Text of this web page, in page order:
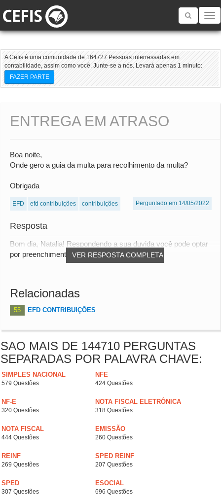
Toggle
A Cefis é uma comunidade de 164727 Pessoas interressadas em
contabilidade, assim como você. Junte-se a nós. Levará apenas 1 minuto:
FAZER PARTE
ENTREGA EM ATRASO
Boa noite,
Onde gero a guia da multa para recolhimento da multa?
Obrigada
EFD efd contribuições contribuições Perguntado em 14/05/2022
Resposta
VER RESPOSTA COMPLETA
Bom dia, Natalia! Respondendo a sua duvida você pode optar
por preenchimento manual no Sicalcweb -...
Relacionadas
55 EFD CONTRIBUIÇÕES
SAO MAIS DE 144710 PERGUNTAS
SEPARADAS POR PALAVRA CHAVE:
SIMPLES NACIONAL
579 Questões
NFE
424 Questões
NF-E
320 Questões
NOTA FISCAL ELETRÔNICA
318 Questões
NOTA FISCAL
444 Questões
EMISSÃO
260 Questões
REINF
269 Questões
SPED REINF
207 Questões
SPED
307 Questões
ESOCIAL
696 Questões